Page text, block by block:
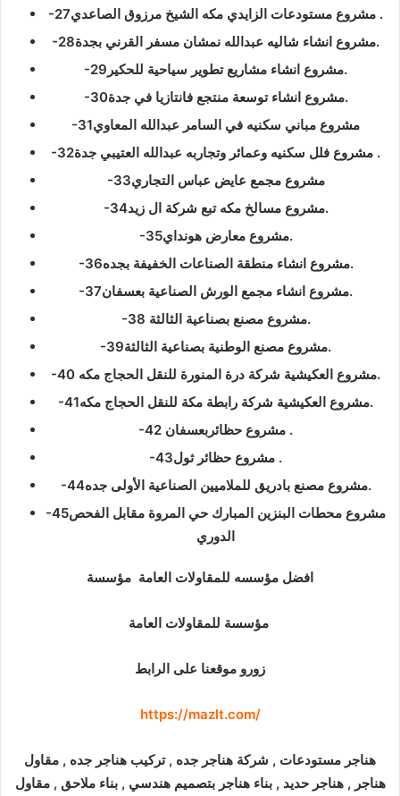
-27مشروع مستودعات الزايدي مكه الشيخ مرزوق الصاعدي .
-28مشروع انشاء شاليه عبدالله نمشان مسفر القرني بجدة.
-29مشروع انشاء مشاريع تطوير سياحية للحكير.
-30مشروع انشاء توسعة منتجع فانتازيا في جدة.
-31مشروع مباني سكنيه في السامر عبدالله المعاوي
-32مشروع فلل سكنيه وعمائر وتجاربه عبدالله العتيبي جدة .
-33مشروع مجمع عايض عباس التجاري
-34مشروع مسالخ مكه تبع شركة ال زيد.
-35مشروع معارض هونداي.
-36مشروع انشاء منطقة الصناعات الخفيفة بجده.
-37مشروع انشاء مجمع الورش الصناعية بعسفان.
-38 مشروع مصنع بصناعية الثالثة.
-39مشروع مصنع الوطنية بصناعية الثالثة.
-40 مشروع العكيشية شركة درة المنورة للنقل الحجاج مكه.
-41مشروع العكيشية شركة رابطة مكة للنقل الحجاج مكه.
-42 مشروع حظائربعسفان .
-43مشروع حظائر ثول .
-44مشروع مصنع بادريق للملاميين الصناعية الأولى جده.
-45مشروع محطات البنزين المبارك حي المروة مقابل الفحص
الدوري
افضل مؤسسه للمقاولات العامة مؤسسة
مؤسسة للمقاولات العامة
زورو موقعنا على الرابط
https://mazlt.com/
هناجر مستودعات , شركة هناجر جده , تركيب هناجر جده , مقاول
هناجر , هناجر حديد , بناء هناجر بتصميم هندسي , بناء ملاحق , مقاول